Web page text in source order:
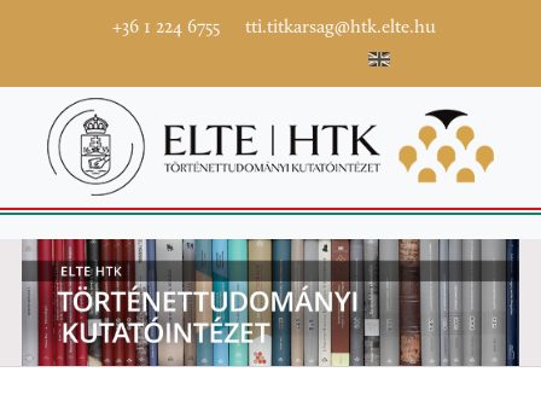
+36 1 224 6755 tti.titkarsag@htk.elte.hu